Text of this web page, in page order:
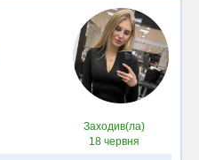
Заходив(ла)
18 червня